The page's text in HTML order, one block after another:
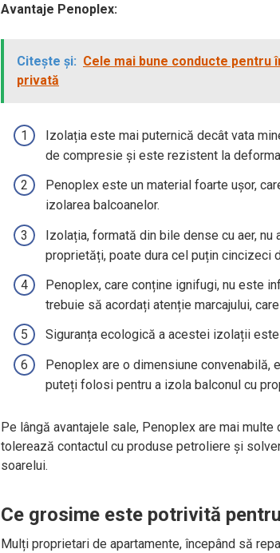
Avantaje Penoplex:
Citește și: Cele mai bune conducte pentru
privată
Izolația este mai puternică decât vata
de compresie și este rezistent la
Penoplex este un material foarte ușor,
izolarea balcoanelor.
Izolația, formată din bile dense cu aer,
proprietăți, poate dura cel puțin cincizeci
Penoplex, care conține ignifugi, nu este
trebuie să acordați atenție marcajului,
Siguranța ecologică a acestei izolații
Penoplex are o dimensiune
puteți folosi pentru a izola balconul cu
Pe lângă avantajele sale, Penoplex are mai multe
tolerează contactul cu produse petroliere și
soarelui.
Ce grosime este potrivită
Mulți proprietari de apartamente, începând să